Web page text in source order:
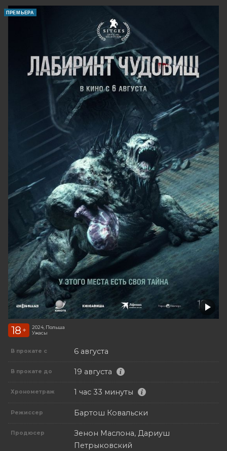
ПРЕМЬЕРА
18 +
2024, Польша
Ужасы
В прокате с 6 августа
В прокате до 19 августа
Хронометраж 1 час 33 минуты
Режиссер Бартош Ковальски
Продюсер
Зенон Маслона, Дариуш
Петрыковский